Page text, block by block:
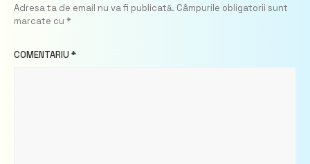
Adresa ta de email nu va fi publicată. Câmpurile obligatorii sunt
marcate cu *
COMENTARIU *